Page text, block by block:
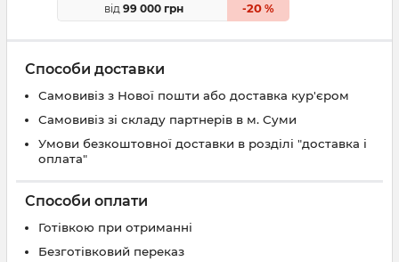
від 99 000 грн -20%
Способи доставки
Самовивіз з Нової пошти або доставка кур'єром
Самовивіз зі складу партнерів в м. Суми
Умови безкоштовної доставки в розділі "доставка і
оплата"
Способи оплати
Готівкою при отриманні
Безготівковий переказ